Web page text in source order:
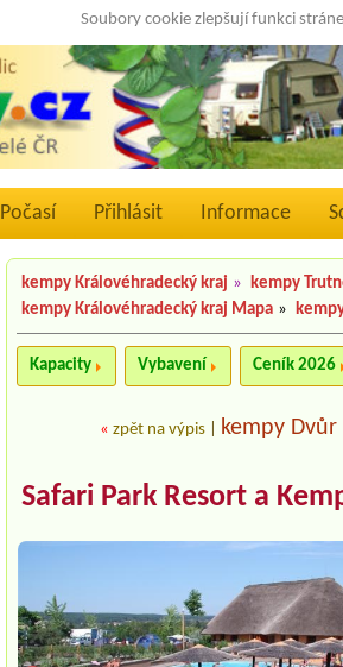
Soubory cookie zlepšují funkci
Počasí Přihlásit Informace
kempy Královéhradecký kraj » kempy
kempy Královéhradecký kraj Mapa »
Kapacity Vybavení Ceník 2026
«zpět na výpis kempy Dvůr
Safari Park Resort a